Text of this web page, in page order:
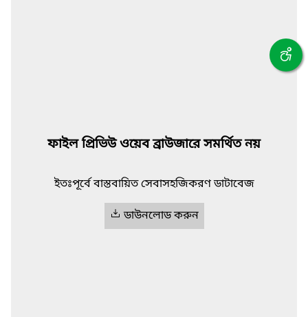
ফাইল প্রিভিউ ওয়েব ব্রাউজারে সমর্থিত নয়
ইতঃপূর্বে বাস্তবায়িত সেবাসহজিকরণ ডাটাবেজ
ডাউনলোড করুন